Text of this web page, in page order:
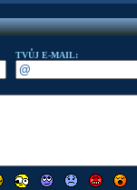
TVŮJ E-MAIL: